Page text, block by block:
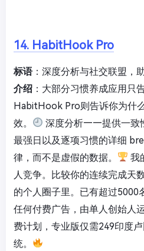
14. HabitHook Pro
标语：深度分析与社交联盟，
介绍 ：大部分习惯养成应用只
HabitHook Pro则告诉你为什
效。
深度分析——提供一致
最强日以及逐项习惯的详细
律，而不是虚假的数据。
我
人竞争。比较你的连续完成天
的个人圈子里。已有超过
任何付费广告，由单人创始人
费计划，专业版仅需249印度
统。